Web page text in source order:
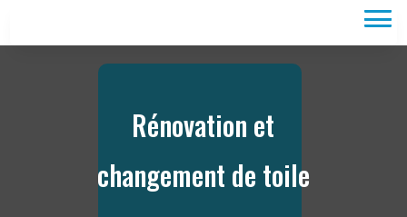
Rénovation et
changement de toile